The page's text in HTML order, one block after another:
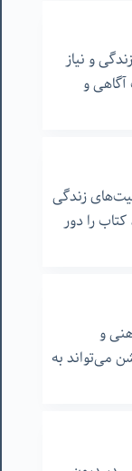
و نیاز
و
ظرفیت‌های زندگی
را دور
و
می‌تواند به